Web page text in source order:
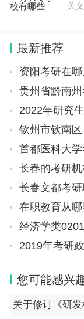
关
最新推荐
资阳考研在
贵州省黔南州
2022年研究生国家
钦州市钦南
首都医科大
长春的考研
长春文都考
在职教育从
经济学类0201
2019年考研政治参
您可能感兴